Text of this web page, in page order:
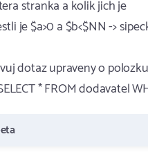
stranka a kolik jich je
je $a>0 a $b<$NN ->
dotaz upraveny o
* FROM dodavatel